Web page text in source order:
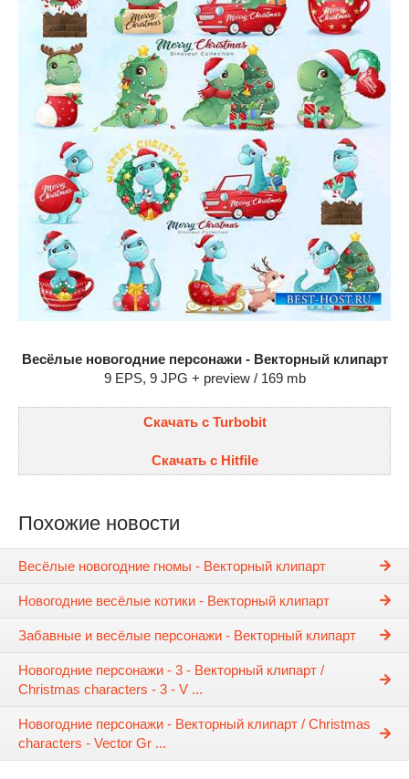
Весёлые новогодние персонажи - Векторный клипарт
9 EPS, 9 JPG + preview / 169 mb
Скачать с Turbobit
Скачать с Hitfile
Похожие новости
Весёлые новогодние гномы - Векторный клипарт
Новогодние весёлые котики - Векторный клипарт
Забавные и весёлые персонажи - Векторный клипарт
Новогодние персонажи - 3 - Векторный клипарт /
Christmas characters - 3 - V ...
Новогодние персонажи - Векторный клипарт / Christmas
characters - Vector Gr ...